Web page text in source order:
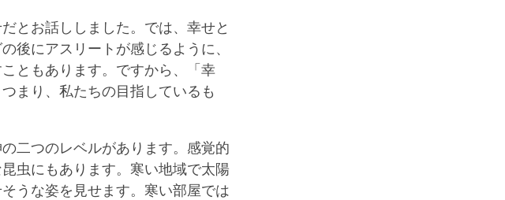
とお話ししました。では、幸せと
後にアスリートが感じるように、
ともあります。ですから、「幸
まり、私たちの目指しているも
二つのレベルがあります。感覚的
虫にもあります。寒い地域で太陽
うな姿を見せます。寒い部屋では